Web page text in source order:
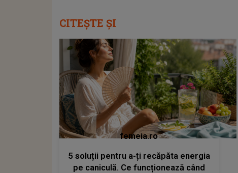
CITEȘTE ȘI
femeia.ro
5 soluții pentru a-ți recăpăta energia
pe caniculă. Ce funcționează când